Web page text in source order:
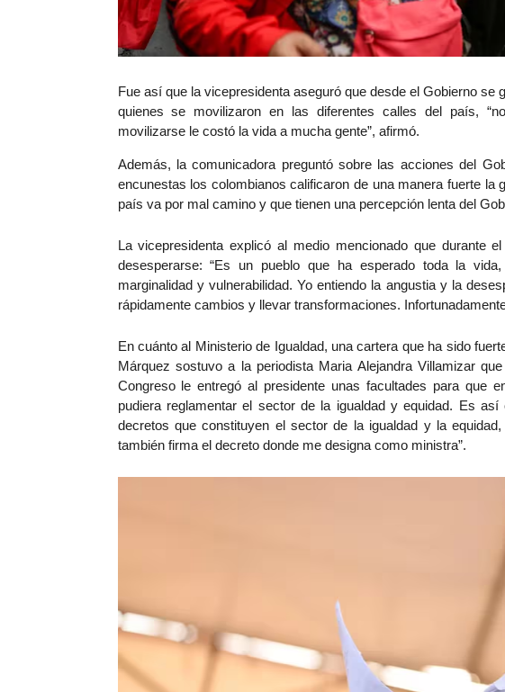
Fue así que la vicepresidenta aseguró que desde el Gobierno
quienes se movilizaron en las diferentes calles del país,
movilizarse le costó la vida a mucha gente”, afirmó.
Además, la comunicadora preguntó sobre las acciones del
encunestas los colombianos calificaron de una manera fuerte la
país va por mal camino y que tienen una percepción lenta del
La vicepresidenta explicó al medio mencionado que durante
desesperarse: “Es un pueblo que ha esperado toda la
marginalidad y vulnerabilidad. Yo entiendo la angustia y la
rápidamente cambios y llevar transformaciones.
En cuánto al Ministerio de Igualdad, una cartera que ha sido
Márquez sostuvo a la periodista Maria Alejandra Villamizar
Congreso le entregó al presidente unas facultades para que
pudiera reglamentar el sector de la igualdad y equidad. Es
decretos que constituyen el sector de la igualdad y la
también firma el decreto donde me designa como ministra”.